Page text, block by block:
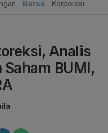
Bursa Korporasi
Analis
BUMI,